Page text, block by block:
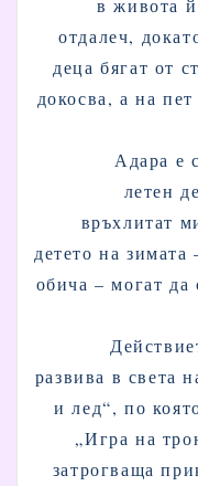
отдалеч,
деца бягат от
докосва, а на
Адара е
летен
връхлитат
детето на
обича – могат да
развива в света
и лед“, по
„Игра на
затрогваща